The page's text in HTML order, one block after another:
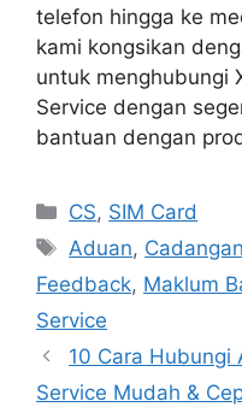
telefon hingga ke
kami kongsikan
untuk menghubungi
Service dengan
bantuan dengan
Categories
CS, SIM Card
Tags
Aduan, Cadangan
Feedback, Maklum
Service
10 Cara Hubungi
Service Mudah &